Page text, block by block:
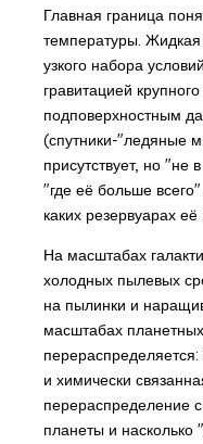
Главная граница
температуры. Жидкая
узкого набора
гравитацией
подповерхностным
(спутники-"ледяные
присутствует, но "не
"где её больше всего"
каких резервуарах
На масштабах
холодных пылевых
на пылинки и
масштабах
и химически
перераспределение
планеты и насколько